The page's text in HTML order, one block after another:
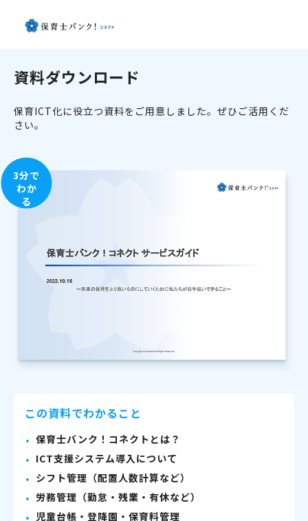
資料ダウンロード
保育ICT化に役立つ資料をご用意しました。ぜひご活用くだ
さい。
3分で
わか
る
この資料でわかること
保育士バンク！コネクトとは？
ICT支援システム導入について
シフト管理（配置人数計算など）
労務管理（勤怠・残業・有休など）
児童台帳・登降園・保育料管理